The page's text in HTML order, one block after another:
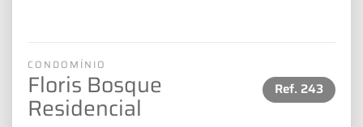
CONDOMÍNIO
Floris Bosque
Residencial
Ref. 243